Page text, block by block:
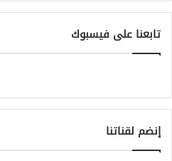
تابعنا على فيسبوك
إنضم لقناتنا